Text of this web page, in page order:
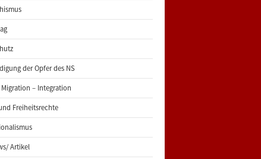
der Opfer des NS
– Integration
Freiheitsrechte
Artikel